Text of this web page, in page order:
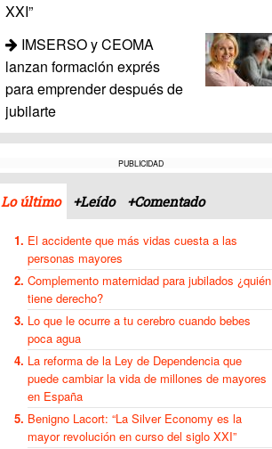
XXI”
IMSERSO y CEOMA
lanzan formación exprés
para emprender después de
jubilarte
PUBLICIDAD
Lo último +Leído +Comentado
El accidente que más vidas cuesta a las
personas mayores
Complemento maternidad para jubilados ¿quién
tiene derecho?
Lo que le ocurre a tu cerebro cuando bebes
poca agua
La reforma de la Ley de Dependencia que
puede cambiar la vida de millones de mayores
en España
Benigno Lacort: “La Silver Economy es la
mayor revolución en curso del siglo XXI”